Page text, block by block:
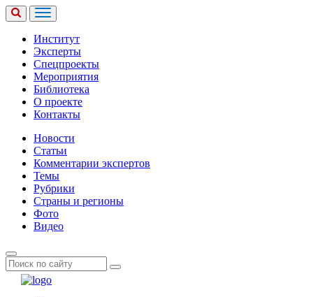
Институт
Эксперты
Спецпроекты
Мероприятия
Библиотека
О проекте
Контакты
Новости
Статьи
Комментарии экспертов
Темы
Рубрики
Страны и регионы
Фото
Видео